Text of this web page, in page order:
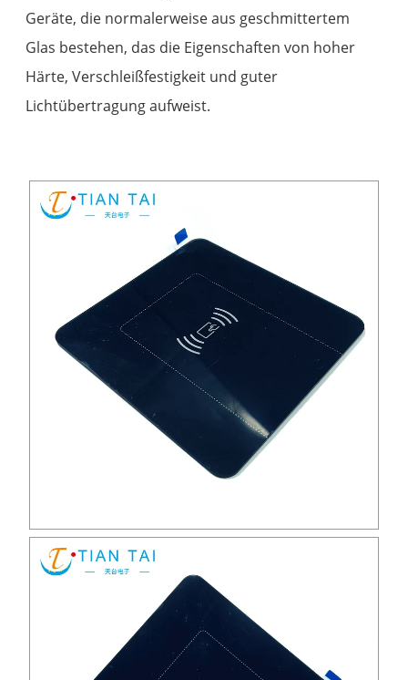
Geräte, die normalerweise aus geschmittertem
Glas bestehen, das die Eigenschaften von hoher
Härte, Verschleißfestigkeit und guter
Lichtübertragung aufweist.